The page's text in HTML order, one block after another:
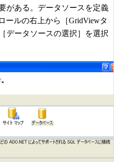
がある。データソースを定義
ールの右上から［GridViewタ
データソースの選択］を選択